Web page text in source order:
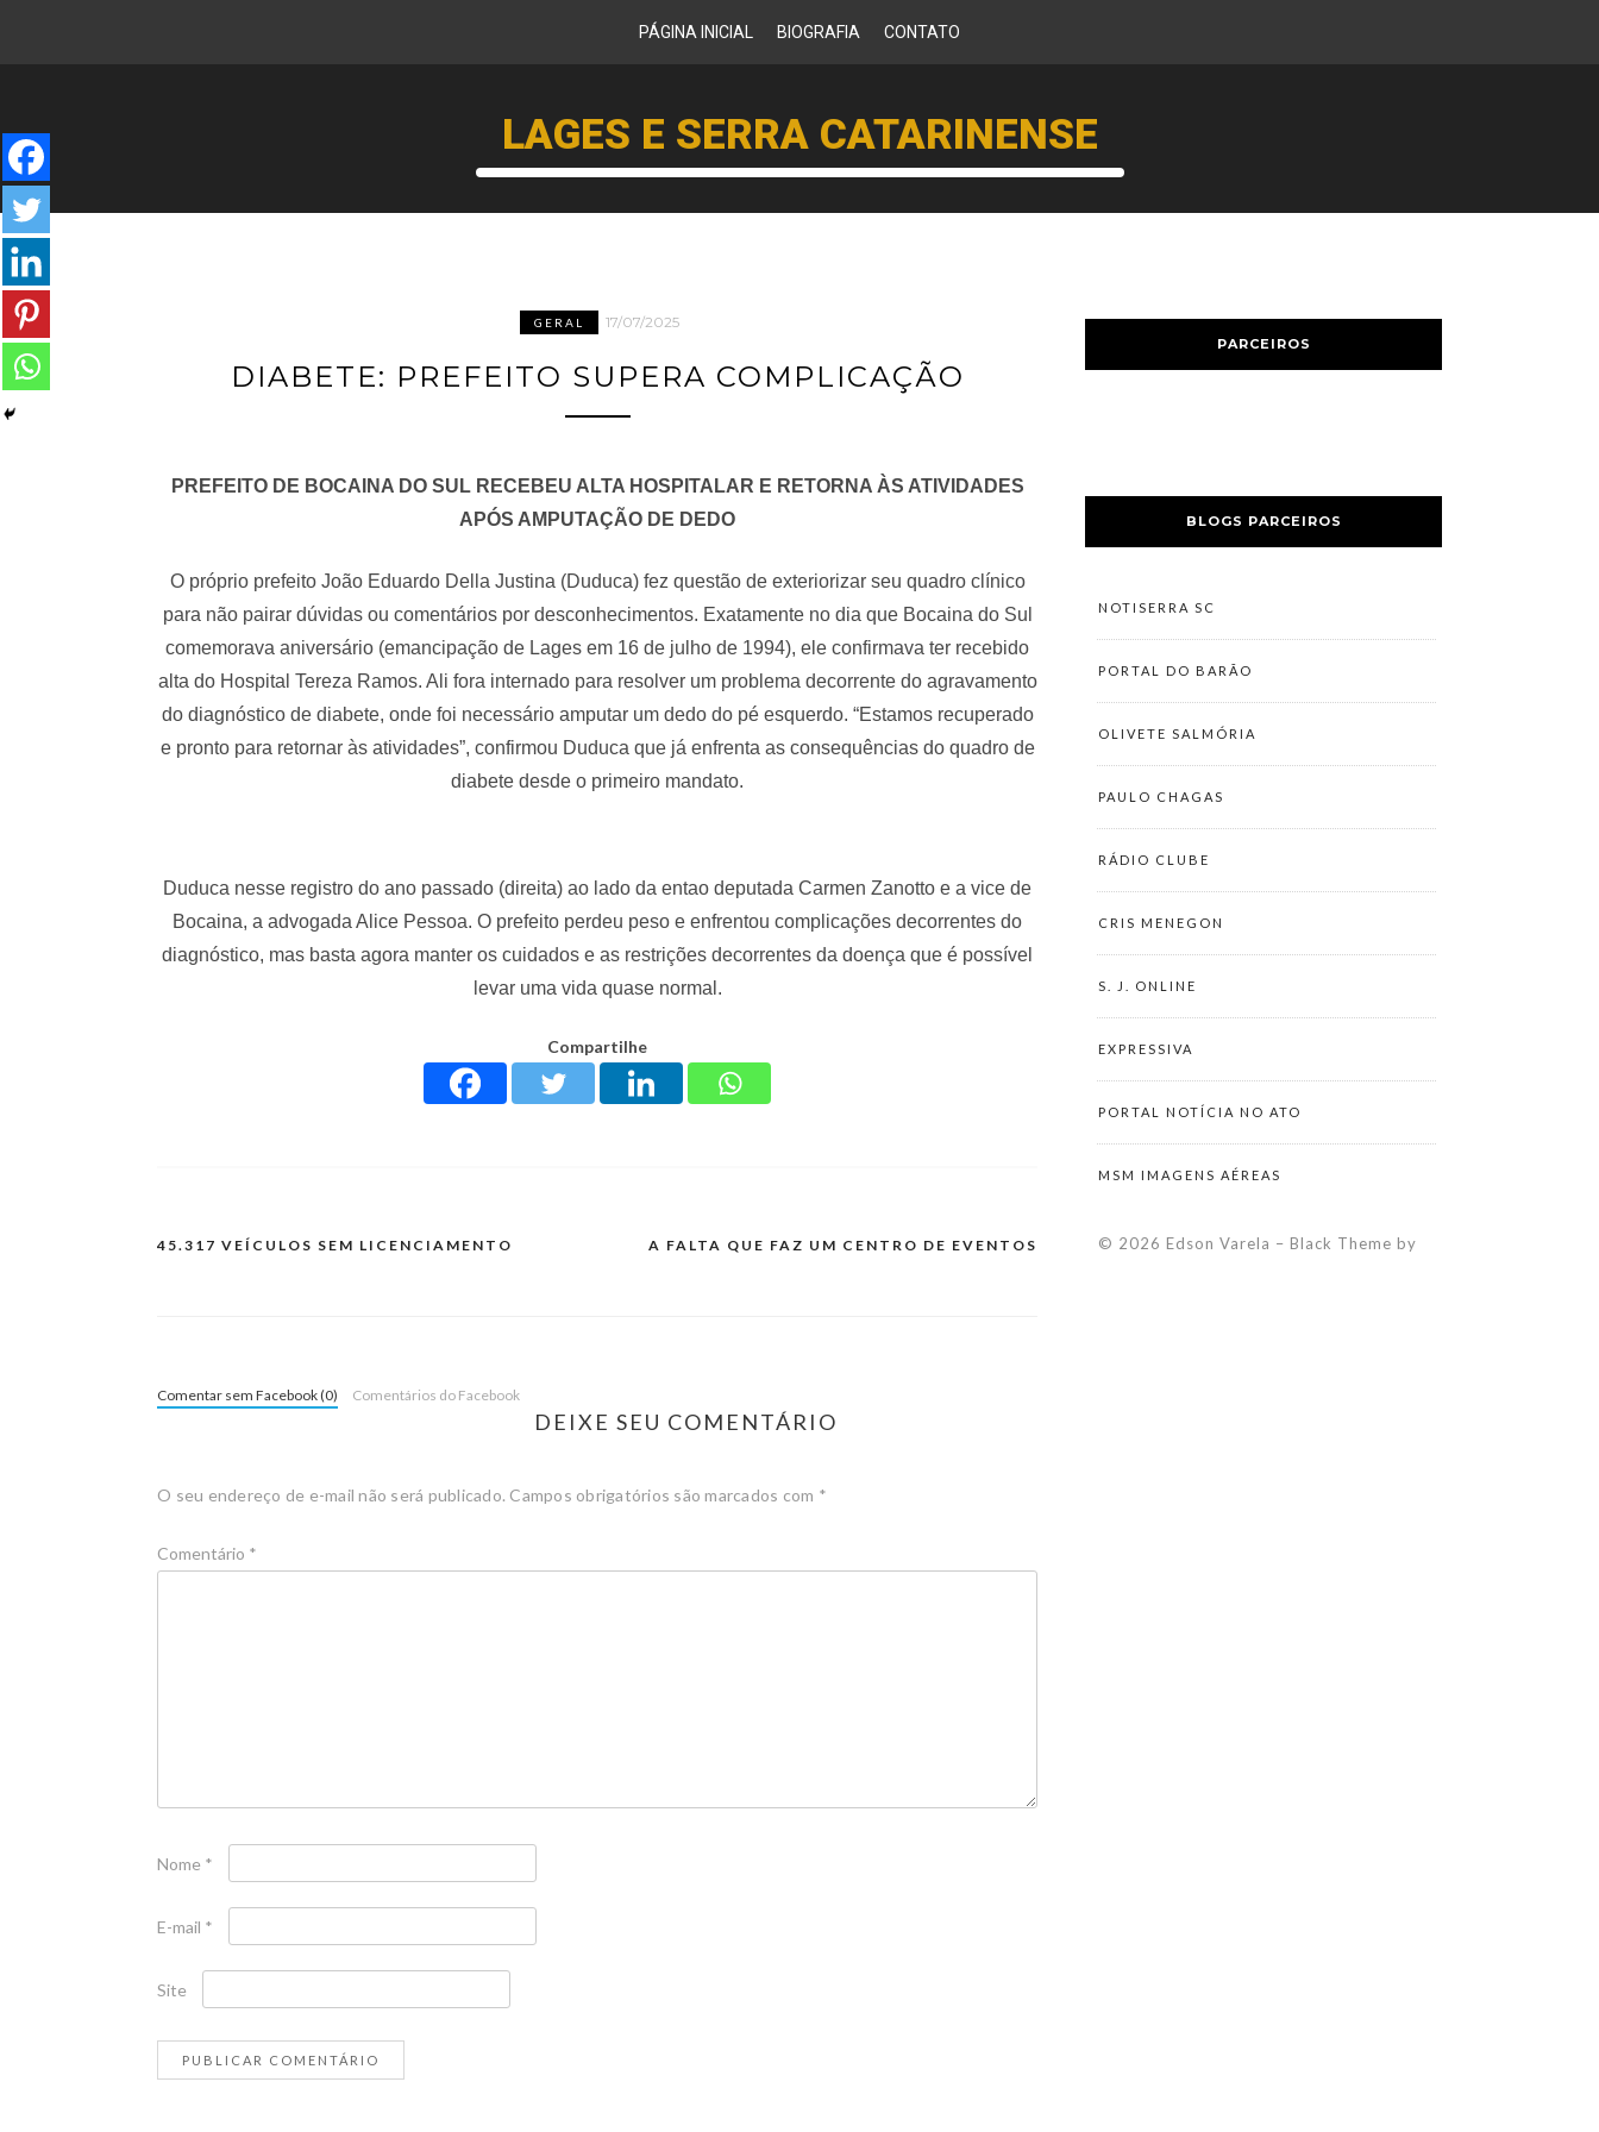
PÁGINA INICIAL BIOGRAFIA CONTATO
LAGES E SERRA CATARINENSE
GERAL 17/07/2025
DIABETE: PREFEITO SUPERA COMPLICAÇÃO
PREFEITO DE BOCAINA DO SUL RECEBEU ALTA HOSPITALAR E RETORNA ÀS ATIVIDADES
APÓS AMPUTAÇÃO DE DEDO
O próprio prefeito João Eduardo Della Justina (Duduca) fez questão de exteriorizar seu quadro clínico
para não pairar dúvidas ou comentários por desconhecimentos. Exatamente no dia que Bocaina do Sul
comemorava aniversário (emancipação de Lages em 16 de julho de 1994), ele confirmava ter recebido
alta do Hospital Tereza Ramos. Ali fora internado para resolver um problema decorrente do agravamento
do diagnóstico de diabete, onde foi necessário amputar um dedo do pé esquerdo. “Estamos recuperado
e pronto para retornar às atividades”, confirmou Duduca que já enfrenta as consequências do quadro de
diabete desde o primeiro mandato.
Duduca nesse registro do ano passado (direita) ao lado da entao deputada Carmen Zanotto e a vice de
Bocaina, a advogada Alice Pessoa. O prefeito perdeu peso e enfrentou complicações decorrentes do
diagnóstico, mas basta agora manter os cuidados e as restrições decorrentes da doença que é possível
levar uma vida quase normal.
Compartilhe
45.317 VEÍCULOS SEM LICENCIAMENTO A FALTA QUE FAZ UM CENTRO DE EVENTOS
DEIXE SEU COMENTÁRIO
Comentar sem Facebook (0) Comentários do Facebook
O seu endereço de e-mail não será publicado. Campos obrigatórios são marcados com *
Comentário *
Nome *
E-mail *
Site
PARCEIROS
BLOGS PARCEIROS
NOTISERRA SC
PORTAL DO BARÃO
OLIVETE SALMÓRIA
PAULO CHAGAS
RÁDIO CLUBE
CRIS MENEGON
S. J. ONLINE
EXPRESSIVA
PORTAL NOTÍCIA NO ATO
MSM IMAGENS AÉREAS
© 2026 Edson Varela – Black Theme by